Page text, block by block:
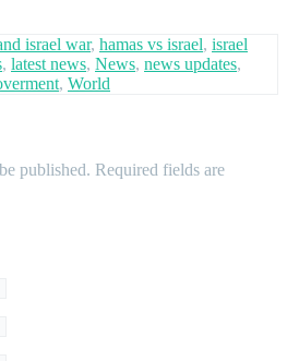
israel war, hamas vs israel, israel
, latest news, News, news updates,
, World
published. Required fields are